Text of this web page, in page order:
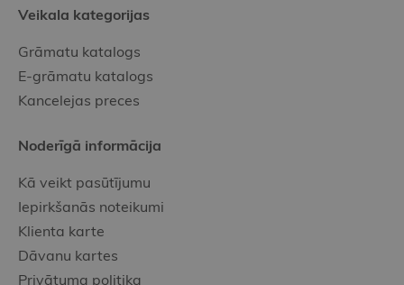
Veikala kategorijas
Grāmatu katalogs
E-grāmatu katalogs
Kancelejas preces
Noderīgā informācija
Kā veikt pasūtījumu
Iepirkšanās noteikumi
Klienta karte
Dāvanu kartes
Privātuma politika